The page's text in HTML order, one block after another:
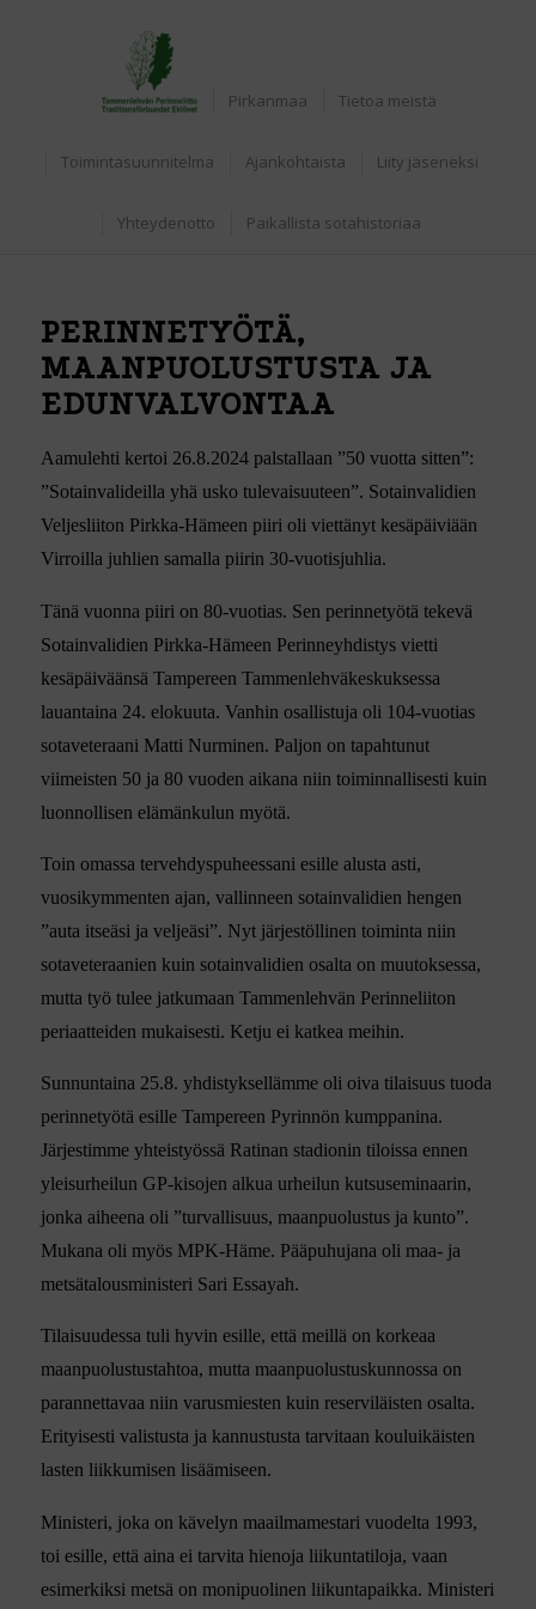
Pirkanmaa Tietoa meistä
Toimintasuunnitelma Ajankohtaista Liity jäseneksi
Yhteydenotto Paikallista sotahistoriaa
PERINNETYÖTÄ,
MAANPUOLUSTUSTA JA
EDUNVALVONTAA
Aamulehti kertoi 26.8.2024 palstallaan ”50 vuotta sitten”:
”Sotainvalideilla yhä usko tulevaisuuteen”. Sotainvalidien
Veljesliiton Pirkka-Hämeen piiri oli viettänyt kesäpäiviään
Virroilla juhlien samalla piirin 30-vuotisjuhlia.
Tänä vuonna piiri on 80-vuotias. Sen perinnetyötä tekevä
Sotainvalidien Pirkka-Hämeen Perinneyhdistys vietti
kesäpäiväänsä Tampereen Tammenlehväkeskuksessa
lauantaina 24. elokuuta. Vanhin osallistuja oli 104-vuotias
sotaveteraani Matti Nurminen. Paljon on tapahtunut
viimeisten 50 ja 80 vuoden aikana niin toiminnallisesti kuin
luonnollisen elämänkulun myötä.
Toin omassa tervehdyspuheessani esille alusta asti,
vuosikymmenten ajan, vallinneen sotainvalidien hengen
”auta itseäsi ja veljeäsi”. Nyt järjestöllinen toiminta niin
sotaveteraanien kuin sotainvalidien osalta on muutoksessa,
mutta työ tulee jatkumaan Tammenlehvän Perinneliiton
periaatteiden mukaisesti. Ketju ei katkea meihin.
Sunnuntaina 25.8. yhdistyksellämme oli oiva tilaisuus tuoda
perinnetyötä esille Tampereen Pyrinnön kumppanina.
Järjestimme yhteistyössä Ratinan stadionin tiloissa ennen
yleisurheilun GP-kisojen alkua urheilun kutsuseminaarin,
jonka aiheena oli ”turvallisuus, maanpuolustus ja kunto”.
Mukana oli myös MPK-Häme. Pääpuhujana oli maa- ja
metsätalousministeri Sari Essayah.
Tilaisuudessa tuli hyvin esille, että meillä on korkeaa
maanpuolustustahtoa, mutta maanpuolustuskunnossa on
parannettavaa niin varusmiesten kuin reserviläisten osalta.
Erityisesti valistusta ja kannustusta tarvitaan kouluikäisten
lasten liikkumisen lisäämiseen.
Ministeri, joka on kävelyn maailmamestari vuodelta 1993,
toi esille, että aina ei tarvita hienoja liikuntatiloja, vaan
esimerkiksi metsä on monipuolinen liikuntapaikka. Ministeri